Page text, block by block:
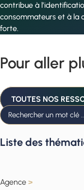
contribue à
consommateurs et à la
forte.
Pour aller
TOUTES NOS
Liste des
Agence >